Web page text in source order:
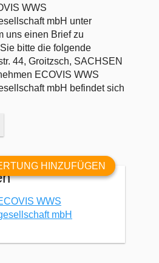
WWS
mbH unter
uns einen Brief zu
bitte die folgende
44, Groitzsch, SACHSEN
ECOVIS WWS
mbH befindet sich
HINZUFÜGEN
WWS
mbH